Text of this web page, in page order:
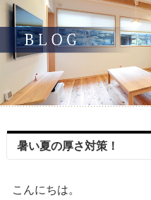
暑い夏の厚さ対策！
こんにちは。